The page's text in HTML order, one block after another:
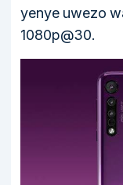
yenye uwezo
1080p@30.